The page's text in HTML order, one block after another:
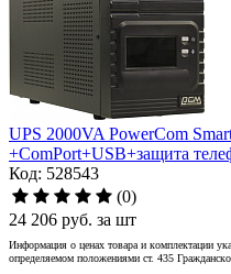
UPS 2000VA PowerCom
+ComPort+USB+защита
Код: 528543
(0)
24 206 руб. за шт
Информация о ценах товара и комплектации
определяемом положениями ст. 435